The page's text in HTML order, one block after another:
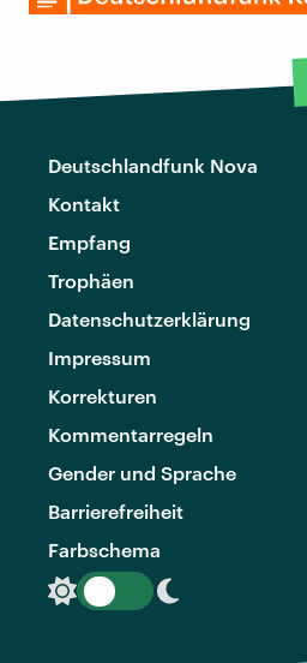
Deutschlandfunk Nova
Kontakt
Empfang
Trophäen
Datenschutzerklärung
Impressum
Korrekturen
Kommentarregeln
Gender und Sprache
Barrierefreiheit
Farbschema